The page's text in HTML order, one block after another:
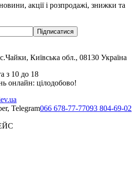
акції і розпродажі, знижки та
Підписатися
Київська обл., 08130 Україна
з 10 до 18
онлайн: цілодобово!
Telegram066 678-77-77093 804-69-02